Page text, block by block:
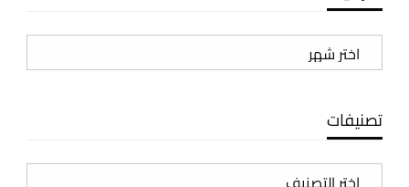
الأرشيف
تصنيفات
تصنيفات